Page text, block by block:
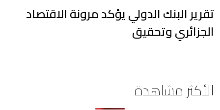
تقرير البنك الدولي يؤكد مرونة الاقتصاد
الجزائري وتحقيق
الأكثر مشاهدة